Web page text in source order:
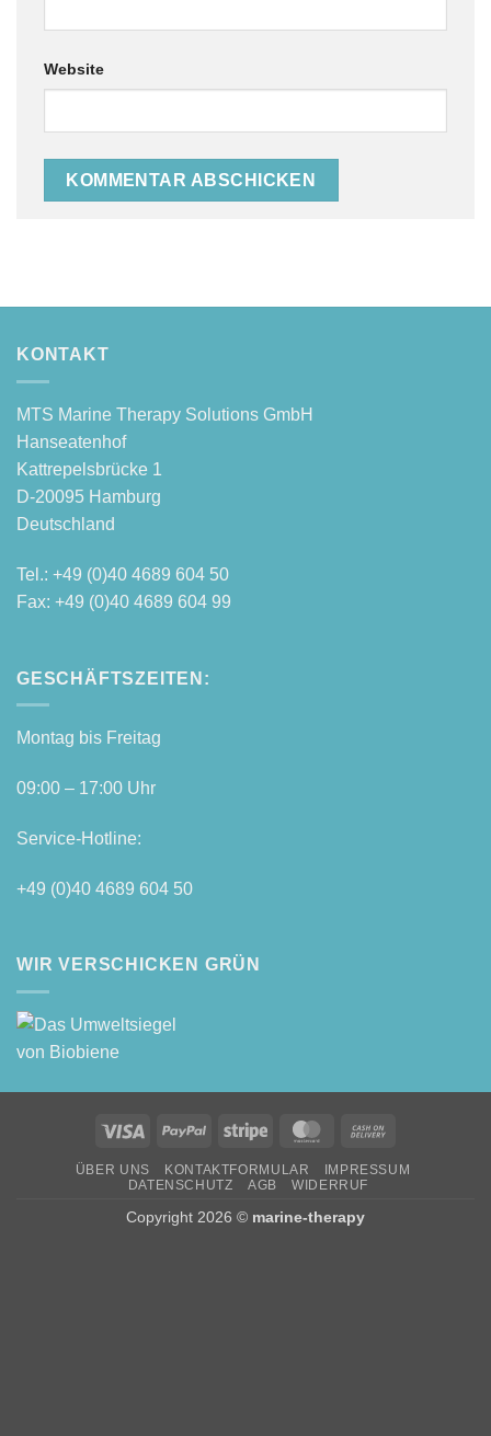
Website
KONTAKT
MTS Mari­ne The­ra­py Solu­ti­ons GmbH
Hanseatenhof
Kattre­pels­brü­cke 1
D‑20095 Hamburg
Deutschland
Tel.: +49 (0)40 4689 604 50
Fax: +49 (0)40 4689 604 99
GESCHÄFTSZEITEN:
Mon­tag bis Freitag
09:00 – 17:00 Uhr
Ser­vice-Hot­line:
+49 (0)40 4689 604 50
WIR VERSCHICKEN GRÜN
Visa PayPal Stripe MasterCard
Delivery
ÜBER UNS KONTAKTFORMULAR
IMPRESSUM
DATENSCHUTZ
AGB WIDERRUF
Copyright 2026 © marine-therapy